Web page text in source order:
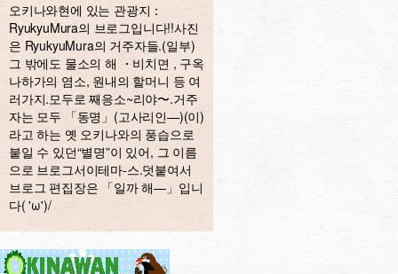
오키나와현에 있는 관광지：
RyukyuMura의 브로그입니다!!사진
은 RyukyuMura의 거주자들.(일부)
그 밖에도 물소의 해 ・비치면 , 구옥
나하가의 염소, 원내의 할머니 등 여
러가지.모두로 째응소~리야〜.거주
자는 모두 「동명」(고사리인—)(이)
라고 하는 옛 오키나와의 풍습으로
붙일 수 있던“별명”이 있어, 그 이름
으로 브로그서이테마-스.덧붙여서
브로그 편집장은 「일까 해—」입니
다( 'ω')/